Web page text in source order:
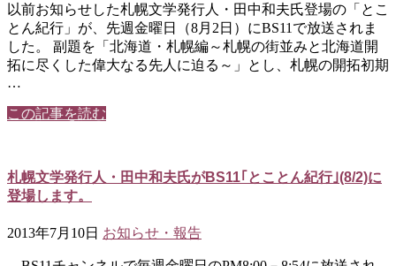
以前お知らせした札幌文学発行人・田中和夫氏登場の「とこ
とん紀行」が、先週金曜日（8月2日）にBS11で放送されま
した。 副題を「北海道・札幌編～札幌の街並みと北海道開
拓に尽くした偉大なる先人に迫る～」とし、札幌の開拓初期
…
この記事を読む
札幌文学発行人・田中和夫氏がBS11｢とことん紀行｣(8/2)に
登場します。
2013年7月10日 お知らせ・報告